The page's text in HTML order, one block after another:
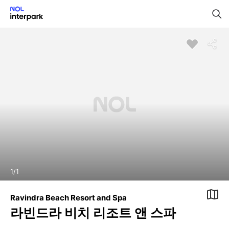
1/1
Ravindra Beach Resort and Spa
라빈드라 비치 리조트 앤 스파